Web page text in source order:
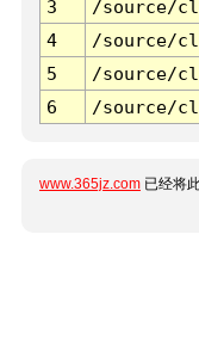
3 /source/
4
/source/
5
/source/
6
/source/
www.365jz.com 已经将